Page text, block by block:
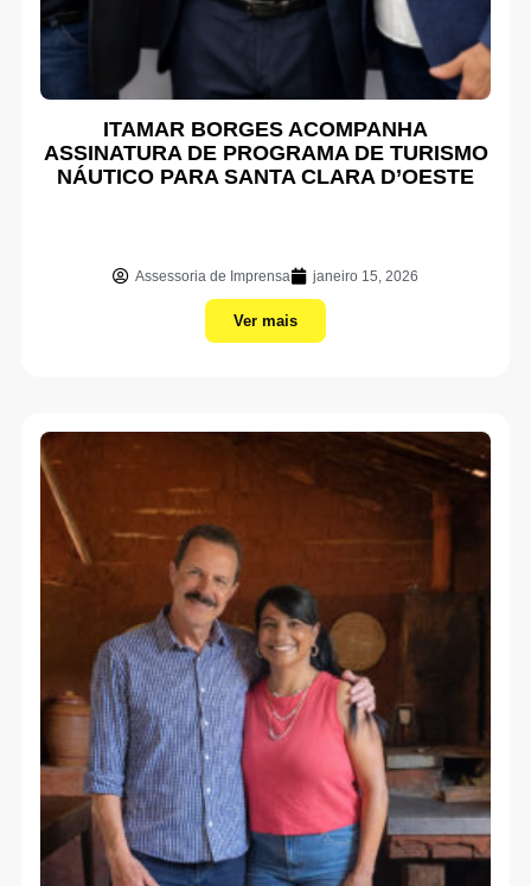
ITAMAR BORGES ACOMPANHA
ASSINATURA DE PROGRAMA DE TURISMO
NÁUTICO PARA SANTA CLARA D’OESTE
Assessoria de Imprensa janeiro 15, 2026
Ver mais